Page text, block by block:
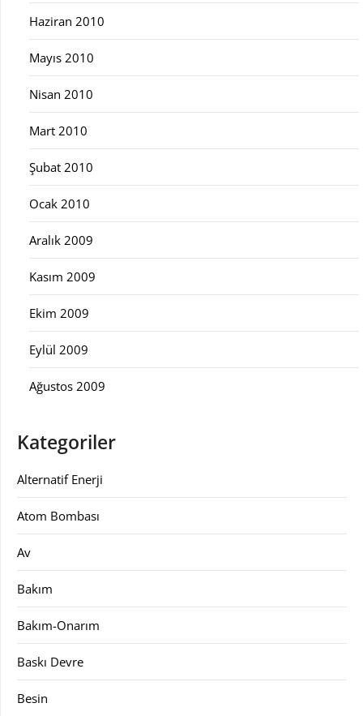
Haziran 2010
Mayıs 2010
Nisan 2010
Mart 2010
Şubat 2010
Ocak 2010
Aralık 2009
Kasım 2009
Ekim 2009
Eylül 2009
Ağustos 2009
Kategoriler
Alternatif Enerji
Atom Bombası
Av
Bakım
Bakım-Onarım
Baskı Devre
Besin